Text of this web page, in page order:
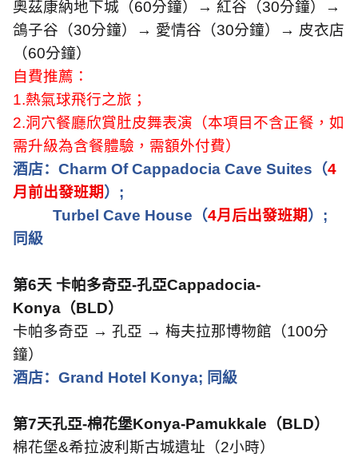
奧茲康納地下城（60分鐘）→ 紅谷（30分鐘）→
鴿子谷（30分鐘）→ 愛情谷（30分鐘）→ 皮衣店
（60分鐘）
自費推薦：
1.熱氣球飛行之旅；
2.洞穴餐廳欣賞肚皮舞表演（本項目不含正餐，如
需升級為含餐體驗，需額外付費）
酒店： Charm Of Cappadocia Cave Suites （4
月前出發班期 ） ;
Turbel Cave House （4月后出發班期 ） ;
同級
第6天 卡帕多奇亞-孔亞Cappadocia-
Konya （BLD）
卡帕多奇亞 → 孔亞 → 梅夫拉那博物館（100分
鐘）
酒店： Grand Hotel Konya; 同級
第7天孔亞-棉花堡Konya-Pamukkale （BLD）
棉花堡&希拉波利斯古城遺址（2小時）